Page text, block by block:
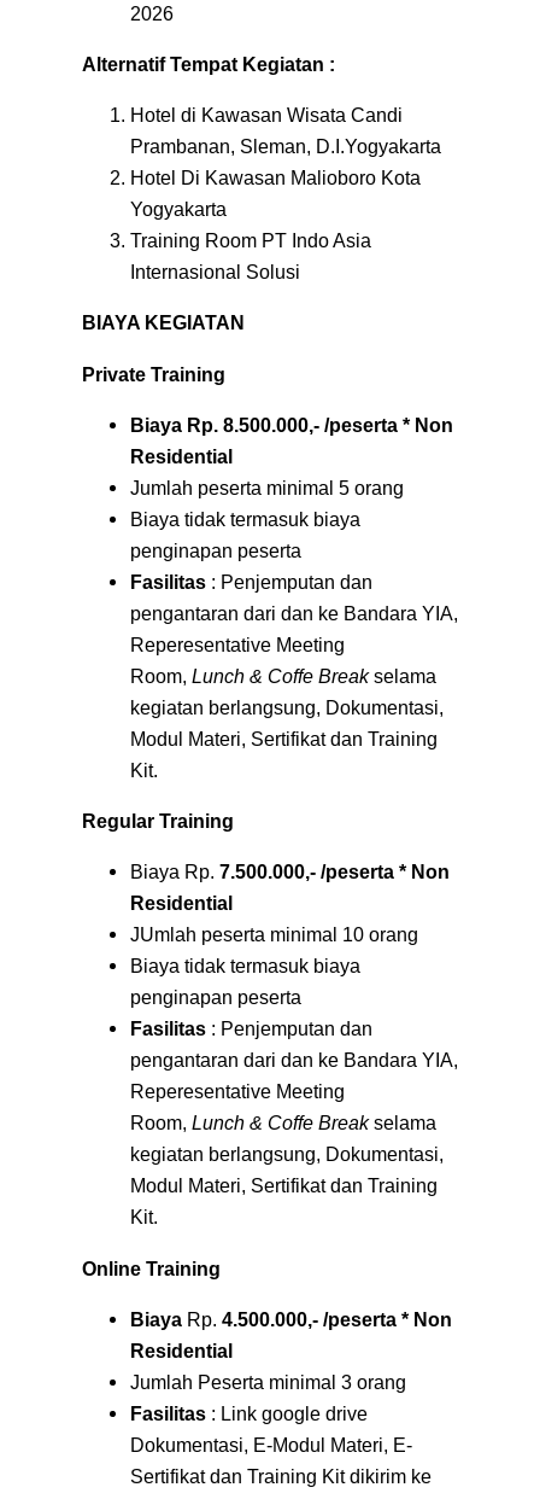
2026
Alternatif Tempat Kegiatan :
Hotel di Kawasan Wisata Candi
Prambanan, Sleman, D.I.Yogyakarta
Hotel Di Kawasan Malioboro Kota
Yogyakarta
Training Room PT Indo Asia
Internasional Solusi
BIAYA KEGIATAN
Private Training
Biaya Rp. 8.500.000,- /peserta * Non
Residential
Jumlah peserta minimal 5 orang
Biaya tidak termasuk biaya
penginapan peserta
Fasilitas : Penjemputan dan
pengantaran dari dan ke Bandara YIA,
Reperesentative Meeting
Room, Lunch & Coffe Breakselama
kegiatan berlangsung, Dokumentasi,
Modul Materi, Sertifikat dan Training
Kit.
Regular Training
Biaya Rp. 7.500.000,- /peserta * Non
Residential
JUmlah peserta minimal 10 orang
Biaya tidak termasuk biaya
penginapan peserta
Fasilitas : Penjemputan dan
pengantaran dari dan ke Bandara YIA,
Reperesentative Meeting
Room, Lunch & Coffe Breakselama
kegiatan berlangsung, Dokumentasi,
Modul Materi, Sertifikat dan Training
Kit.
Online Training
Biaya Rp. 4.500.000,- /peserta * Non
Residential
Jumlah Peserta minimal 3 orang
Fasilitas : Link google drive
Dokumentasi, E-Modul Materi, E-
Sertifikat dan Training Kit dikirim ke